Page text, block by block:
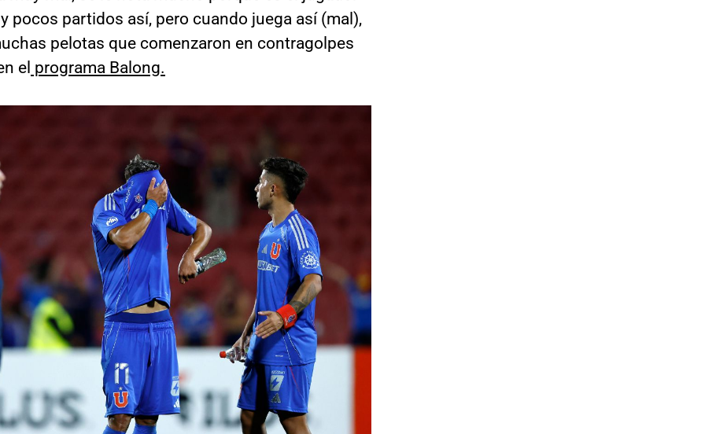
pocos partidos así, pero cuando juega así (mal),
pelotas que comenzaron en contragolpes
el programa Balong.